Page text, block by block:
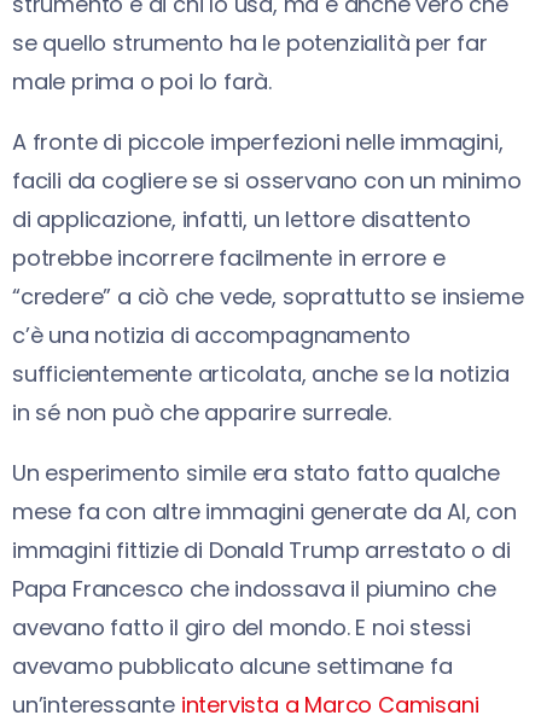
se quello strumento ha le potenzialità per far
male prima o poi lo farà.
A fronte di piccole imperfezioni nelle immagini,
facili da cogliere se si osservano con un minimo
di applicazione, infatti, un lettore disattento
potrebbe incorrere facilmente in errore e
“credere” a ciò che vede, soprattutto se insieme
c’è una notizia di accompagnamento
sufficientemente articolata, anche se la notizia
in sé non può che apparire surreale.
Un esperimento simile era stato fatto qualche
mese fa con altre immagini generate da AI, con
immagini fittizie di Donald Trump arrestato o di
Papa Francesco che indossava il piumino che
avevano fatto il giro del mondo. E noi stessi
avevamo pubblicato alcune settimane fa
un’interessante intervista a Marco Camisani